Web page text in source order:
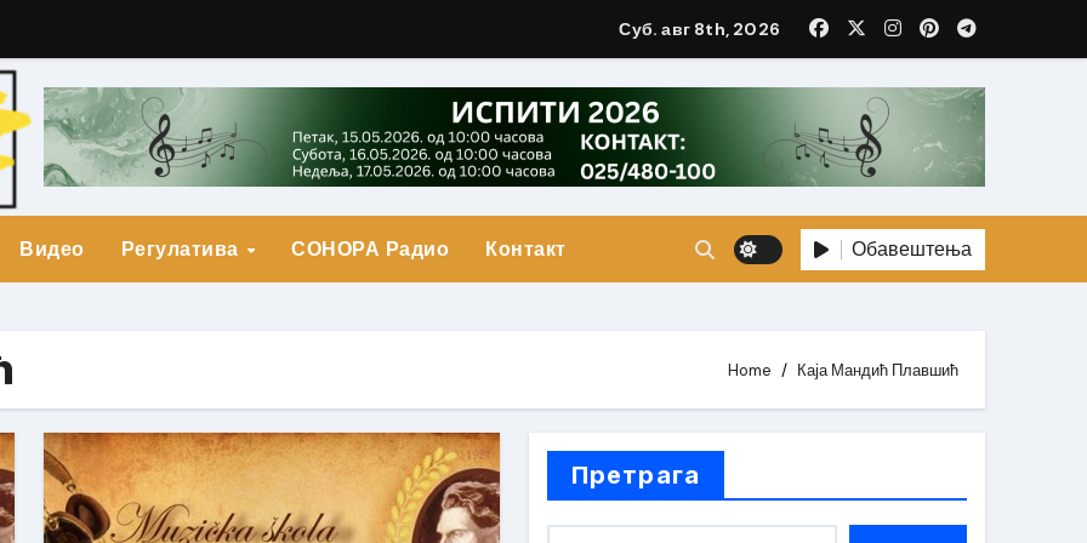
Друга Награда
Прва награда
Суб. авг 8th, 2026
Видео Регулатива СОНОРА Радио Контакт Обавештења
Home Каја Мандић Плавшић
Претрага